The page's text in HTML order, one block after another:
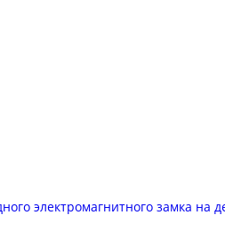
электромагнитного замка на